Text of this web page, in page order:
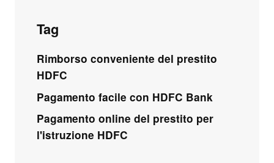
Tag
Rimborso conveniente del prestito
HDFC
Pagamento facile con HDFC Bank
Pagamento online del prestito per
l'istruzione HDFC